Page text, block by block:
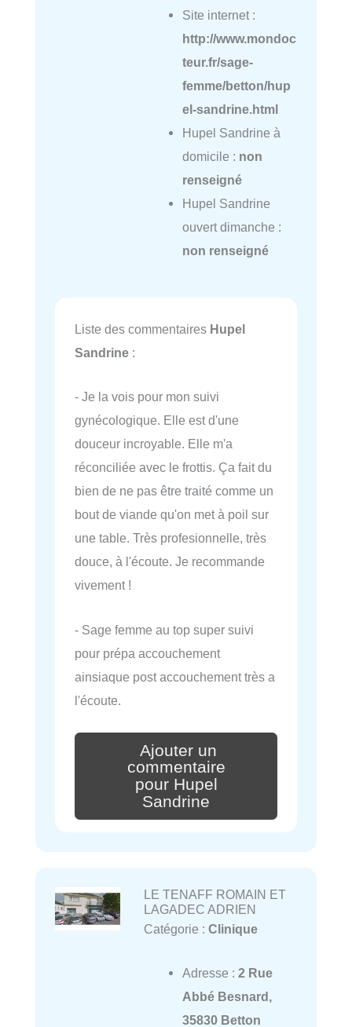
Site internet :
http://www.mondoc
teur.fr/sage-
femme/betton/hup
el-sandrine.html
Hupel Sandrine à
domicile : non
renseigné
Hupel Sandrine
ouvert dimanche :
non renseigné
Liste des commentaires Hupel
Sandrine :
- Je la vois pour mon suivi
gynécologique. Elle est d'une
douceur incroyable. Elle m'a
réconciliée avec le frottis. Ça fait du
bien de ne pas être traité comme un
bout de viande qu'on met à poil sur
une table. Très profesionnelle, très
douce, à l'écoute. Je recommande
vivement !
- Sage femme au top super suivi
pour prépa accouchement
ainsiaque post accouchement très a
l'écoute.
Ajouter un
commentaire
pour Hupel
Sandrine
LE TENAFF ROMAIN ET
LAGADEC ADRIEN
Catégorie : Clinique
Adresse : 2 Rue
Abbé Besnard,
35830 Betton